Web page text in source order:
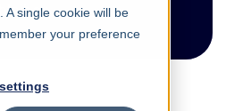
A single cookie will be
your preference